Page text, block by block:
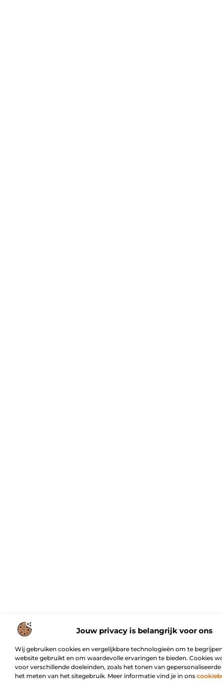
Jouw privacy is belangrijk voor ons
Wij gebruiken cookies en vergelijkbare technologieën om te
website gebruikt en om waardevolle ervaringen te bieden. Cookies
voor verschillende doeleinden, zoals het tonen van
het meten van het sitegebruik. Meer informatie vind je in ons